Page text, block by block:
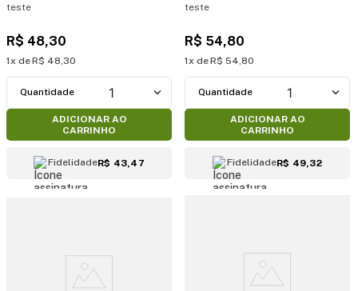
teste
R$ 48,30
1 R$ 48,30
1
ADICIONAR AO
CARRINHO
FidelidadeR$ 43,47
teste
R$ 54,80
1 R$ 54,80
1
ADICIONAR AO
CARRINHO
FidelidadeR$ 49,32